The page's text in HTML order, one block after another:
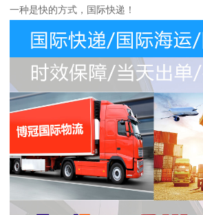
一种是快的方式，国际快递！